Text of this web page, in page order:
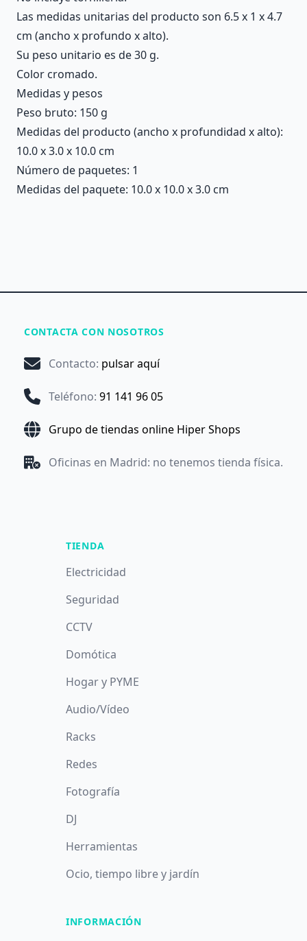
Las medidas unitarias del producto son 6.5 x 1 x 4.7
cm (ancho x profundo x alto).
Su peso unitario es de 30 g.
Color cromado.
Medidas y pesos
Peso bruto: 150 g
Medidas del producto (ancho x profundidad x alto):
10.0 x 3.0 x 10.0 cm
Número de paquetes: 1
Medidas del paquete: 10.0 x 10.0 x 3.0 cm
CONTACTA CON NOSOTROS
Contacto: pulsar aquí
Teléfono: 91 141 96 05
Grupo de tiendas online Hiper Shops
Oficinas en Madrid: no tenemos tienda física.
TIENDA
Electricidad
Seguridad
CCTV
Domótica
Hogar y PYME
Audio/Vídeo
Racks
Redes
Fotografía
DJ
Herramientas
Ocio, tiempo libre y jardín
INFORMACIÓN